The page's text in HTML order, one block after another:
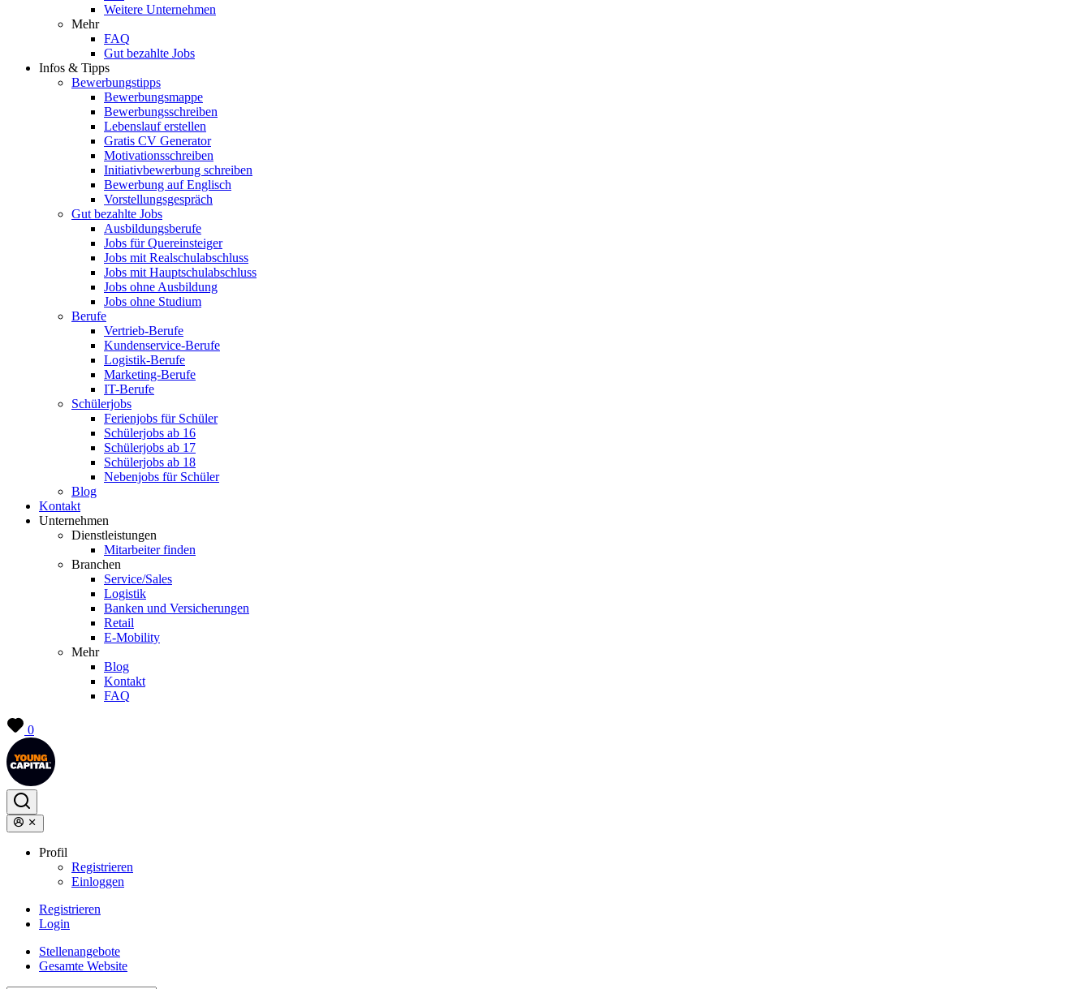
Weitere Unternehmen
Mehr
FAQ
Gut bezahlte Jobs
Infos & Tipps
Bewerbungstipps
Bewerbungsmappe
Bewerbungsschreiben
Lebenslauf erstellen
Gratis CV Generator
Motivationsschreiben
Initiativbewerbung schreiben
Bewerbung auf Englisch
Vorstellungsgespräch
Gut bezahlte Jobs
Ausbildungsberufe
Jobs für Quereinsteiger
Jobs mit Realschulabschluss
Jobs mit Hauptschulabschluss
Jobs ohne Ausbildung
Jobs ohne Studium
Berufe
Vertrieb-Berufe
Kundenservice-Berufe
Logistik-Berufe
Marketing-Berufe
IT-Berufe
Schülerjobs
Ferienjobs für Schüler
Schülerjobs ab 16
Schülerjobs ab 17
Schülerjobs ab 18
Nebenjobs für Schüler
Blog
Kontakt
Unternehmen
Dienstleistungen
Mitarbeiter finden
Branchen
Service/Sales
Logistik
Banken und Versicherungen
Retail
E-Mobility
Mehr
Blog
Kontakt
FAQ
0
Profil
Registrieren
Einloggen
Registrieren
Login
Stellenangebote
Gesamte Website